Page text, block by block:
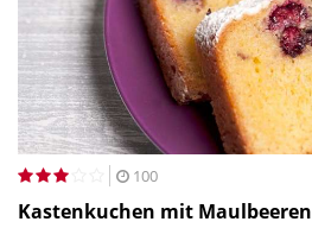
100
Kastenkuchen mit Maulbeeren